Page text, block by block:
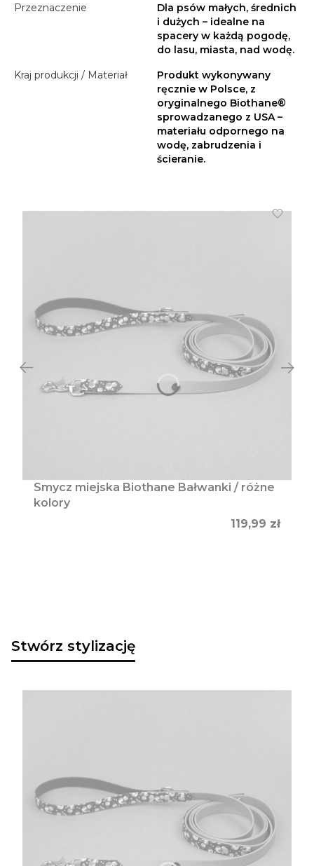
Przeznaczenie
Dla psów małych, średnich
i dużych – idealne na
spacery w każdą pogodę,
do lasu, miasta, nad wodę.
Kraj produkcji / Materiał
Produkt wykonywany
ręcznie w Polsce, z
oryginalnego Biothane®
sprowadzanego z USA –
materiału odpornego na
wodę, zabrudzenia i
ścieranie.
Smycz miejska Biothane Bałwanki / różne
kolory
Cena
119,99 zł
Stwórz stylizację